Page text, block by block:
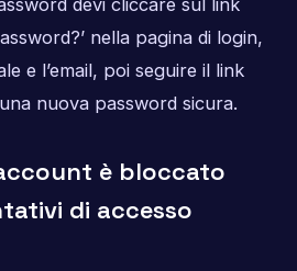
devi cliccare sul link
nella pagina di login,
e l’email, poi seguire il link
nuova password sicura.
è bloccato
di accesso